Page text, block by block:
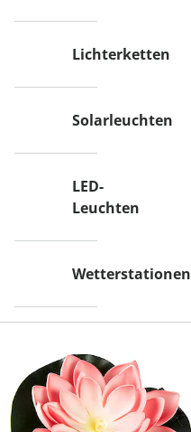
Lichterketten
Solarleuchten
LED-
Leuchten
Wetterstationen